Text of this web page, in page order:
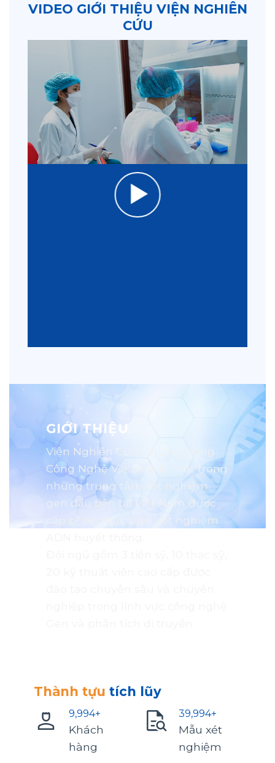
VIDEO GIỚI THIỆU VIỆN NGHIÊN
CỨU
GIỚI THIỆU
Viện Nghiên Cứu Và Ứng Dụng
Công Nghệ Vietcare là một trong
những trung tâm xét nghiệm
gen đầu tiên tại Việt Nam được
cấp phép thực hiện xét nghiệm
Thành tựu tích lũy
10,000
Khách
hàng
40,000+
Mẫu xét
nghiệm